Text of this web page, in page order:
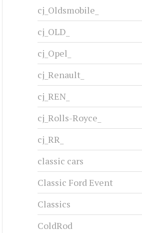
cj_Oldsmobile_
cj_OLD_
cj_Opel_
cj_Renault_
cj_REN_
cj_Rolls-Royce_
cj_RR_
classic cars
Classic Ford Event
Classics
ColdRod